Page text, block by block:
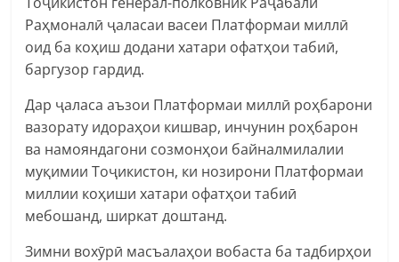
Раҳмоналӣ ҷаласаи васеи Платформаи миллӣ
оид ба коҳиш додани хатари офатҳои табиӣ,
баргузор гардид.
Дар ҷаласа аъзои Платформаи миллӣ роҳбарони
вазорату идораҳои кишвар, инчунин роҳбарон
ва намояндагони созмонҳои байналмилалии
муқимии Тоҷикистон, ки нозирони Платформаи
миллии коҳиши хатари офатҳои табиӣ
мебошанд, ширкат доштанд.
Зимни вохӯрӣ масъалаҳои вобаста ба тадбирҳои